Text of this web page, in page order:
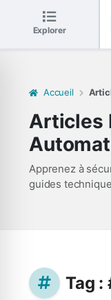
Explorer
Accueil
Articles
Apprenez à
guides
Tag :